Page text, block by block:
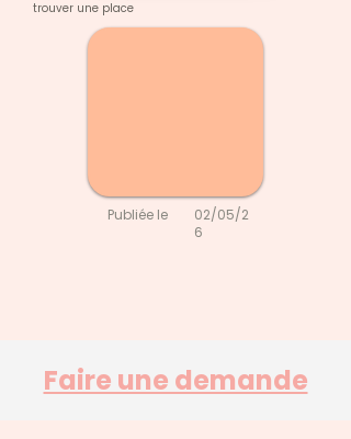
trouver une place
Publiée le
02/05/2
6
Faire une demande